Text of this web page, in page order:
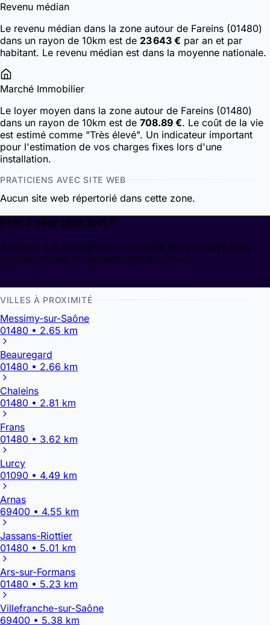
Revenu médian
Le revenu médian dans la zone autour de Fareins (01480)
dans un rayon de 10km est de 23 643 € par an et par
habitant. Le revenu médian est dans la moyenne nationale.
Marché Immobilier
Le loyer moyen dans la zone autour de Fareins (01480)
dans un rayon de 10km est de 708.89 €. Le coût de la vie
est estimé comme "Très élevé". Un indicateur important
pour l'estimation de vos charges fixes lors d'une
installation.
PRATICIENS AVEC SITE WEB
Aucun site web répertorié dans cette zone.
Prêt à aller plus loin ?
Accédez à la cartographie complète et interactive pour
explorer toutes les opportunités en France.
VILLES À PROXIMITÉ
Messimy-sur-Saône
01480 • 2.65 km
Beauregard
01480 • 2.66 km
Chaleins
01480 • 2.81 km
Frans
01480 • 3.62 km
Lurcy
01090 • 4.49 km
Arnas
69400 • 4.55 km
Jassans-Riottier
01480 • 5.01 km
Ars-sur-Formans
01480 • 5.23 km
Villefranche-sur-Saône
69400 • 5.38 km